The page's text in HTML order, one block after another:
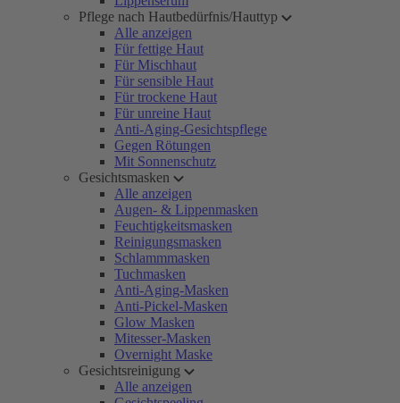
Pflege nach Hautbedürfnis/Hauttyp
Alle anzeigen
Für fettige Haut
Für Mischhaut
Für sensible Haut
Für trockene Haut
Für unreine Haut
Anti-Aging-Gesichtspflege
Gegen Rötungen
Mit Sonnenschutz
Gesichtsmasken
Alle anzeigen
Augen- & Lippenmasken
Feuchtigkeitsmasken
Reinigungsmasken
Schlammmasken
Tuchmasken
Anti-Aging-Masken
Anti-Pickel-Masken
Glow Masken
Mitesser-Masken
Overnight Maske
Gesichtsreinigung
Alle anzeigen